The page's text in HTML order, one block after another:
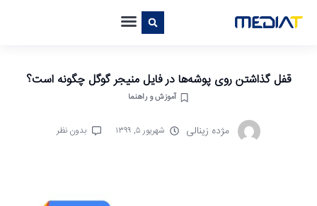
قفل گذاشتن روی پوشه‌ها در فایل منیجر گوگل چگونه است؟
آموزش و راهنما
مژده زینالی شهریور ۵, ۱۳۹۹ بدون نظر